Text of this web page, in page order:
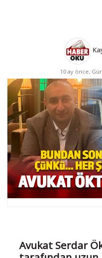
10 ay önce,
Avukat Serdar